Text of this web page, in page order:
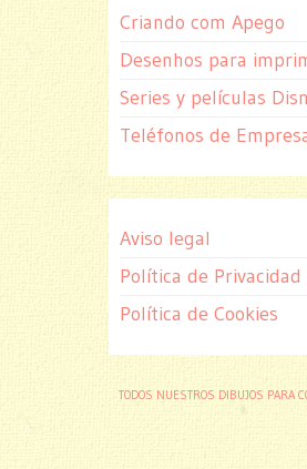
Criando com Apego
Desenhos para
Series y películas
Teléfonos de
Aviso legal
Política de Privacidad
Política de Cookies
TODOS NUESTROS DIBUJOS PARA